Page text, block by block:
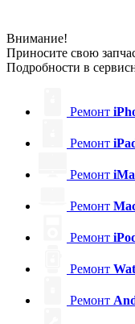
Внимание!
Приносите свою
Подробности в
Ремонт
Ремонт
Ремонт
Ремонт
Ремонт
Ремонт
Ремонт